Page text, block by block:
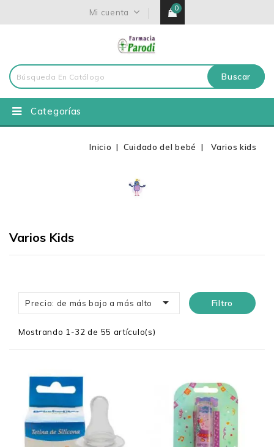
Mi cuenta 0
Buscar
Categorías
Inicio Cuidado del bebé Varios kids
Varios Kids
Precio: de más bajo a más alto  Filtro
Mostrando 1-32 de 55 artículo(s)